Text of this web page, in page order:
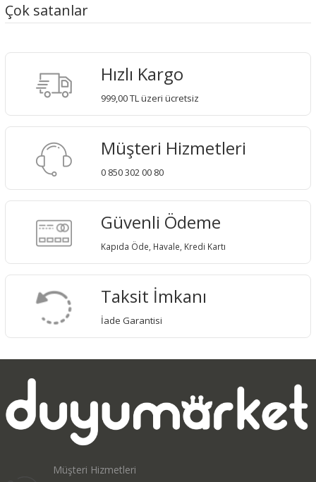
Çok satanlar
Hızlı Kargo
999,00 TL üzeri ücretsiz
Müşteri Hizmetleri
0 850 302 00 80
Güvenli Ödeme
Kapıda Öde, Havale, Kredi Kartı
Taksit İmkanı
İade Garantisi
Müşteri Hizmetleri